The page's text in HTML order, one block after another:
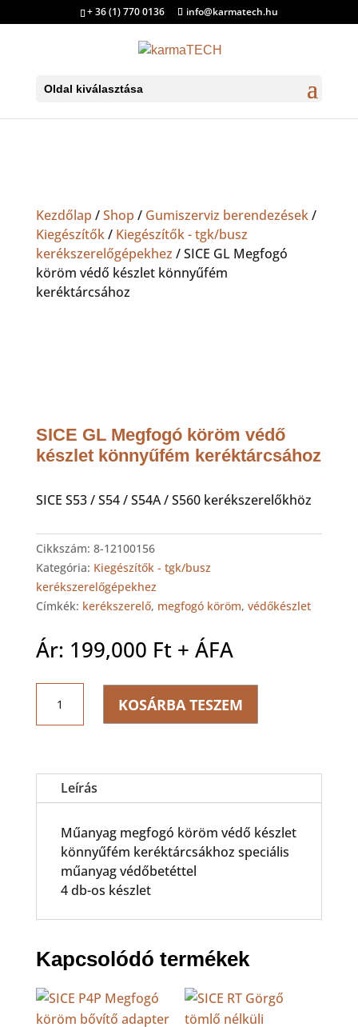
+ 36 (1) 770 0136 info@karmatech.hu
Oldal kiválasztása
Kezdőlap /Shop / Gumiszerviz berendezések/
Kiegészítők/ Kiegészítők - tgk/busz
kerékszerelőgépekhez / SICE GL Megfogó
köröm védő készlet könnyűfém
keréktárcsához
SICE GL Megfogó köröm védő
készlet könnyűfém keréktárcsához
SICE S53 / S54 / S54A / S560 kerékszerelőkhöz
Cikkszám: 8-12100156
Kategória: Kiegészítők - tgk/busz
kerékszerelőgépekhez
Címkék: kerékszerelő, megfogó köröm, védőkészlet
Ár: 199,000 Ft + ÁFA
Megfogó
készlet
könnyűfém
keréktárcsához
mennyiség
KOSÁRBA TESZEM
Leírás
Műanyag megfogó köröm védő készlet
könnyűfém keréktárcsákhoz speciális
műanyag védőbetéttel
4 db-os készlet
Kapcsolódó termékek